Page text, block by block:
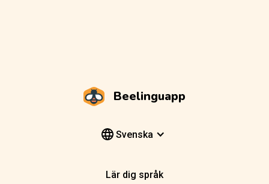
Beelinguapp
Svenska
Lär dig språk